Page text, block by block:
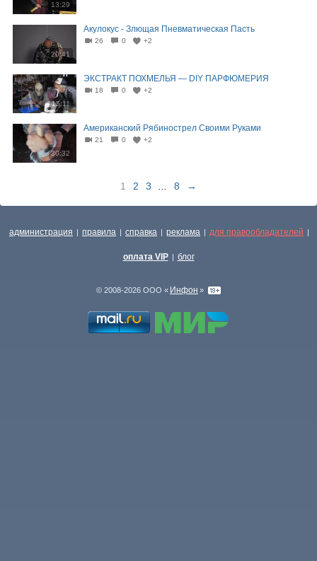
13:29
20:41
Акулокус - Злющая Пневматическая Пасть
26 0 +2
15:11
ЭКСТРАКТ ПОХМЕЛЬЯ — DIY ПАРФЮМЕРИЯ
18 0 +2
30:32
Американский Рябинострел Своими Руками
21 0 +2
1 2 3 8 →
администрация | правила | справка | реклама | для правообладателей |
оплата VIP | блог
© 2008-2026 ООО « Инфон »